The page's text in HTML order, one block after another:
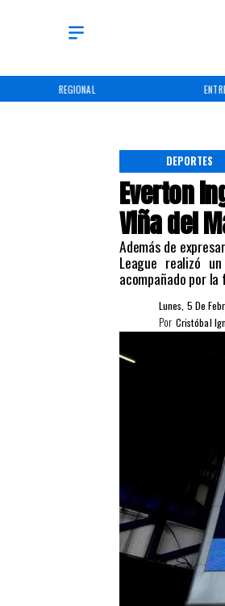
REGIONAL
Everton
Viña del
Además de
League realizó
acompañado por la
DEPORTES
Lunes, 5 De
Cristóbal
Por